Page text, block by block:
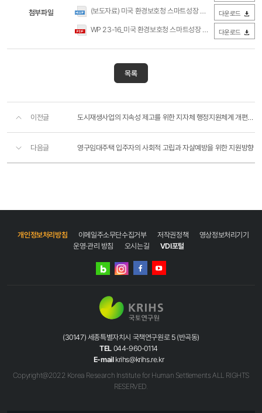
첨부파일 (보도자료) 미국 환경보호청 스마트성장 평가방법의 주요 내용 및 시사점(국토연구원).hwp 다운로드
WP 23-16_미국 환경보호청 스마트성장 평가방법의 주요 내용 및 시사점.pdf 다운로드
목록
이전글 도시재생사업의 지속성 제고를 위한 지자체 행정지원체계 개편방안
다음글 영구임대주택 입주자의 사회적 고립과 자살예방을 위한 지원방향
개인정보처리방침 이메일주소무단수집거부 저작권정책
영상정보처리기기
운영·관리 방침
오시는길 VDI포털
네이버
인스타그램
(30147) 세종특별자치시 국책연구원로 5 (반곡동)
TEL 044-960-0114
E-mail krihs@krihs.re.kr
Copyright@2022 Korea Research Institute for Human Settlements ALL RIGHTS
RESERVED.